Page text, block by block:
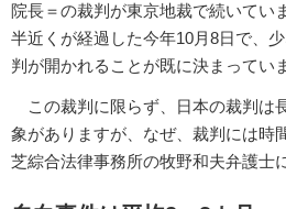
院長＝の裁判が東京地裁で続いてい
半近くが経過した今年10月8日で、
判が開かれることが既に決まってい
この裁判に限らず、日本の裁判は
象がありますが、なぜ、裁判には時
芝綜合法律事務所の牧野和夫弁護士